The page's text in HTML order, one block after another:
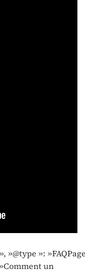
»@type »:
un